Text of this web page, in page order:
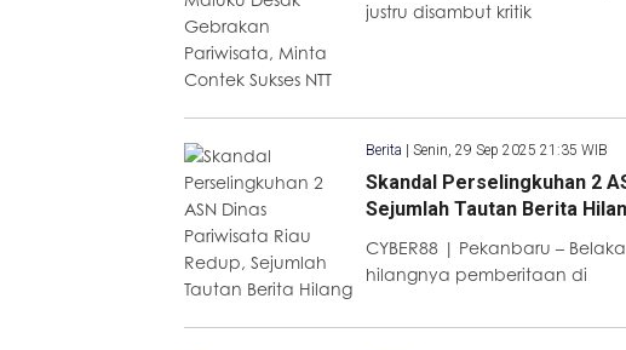
justru disambut kritik
Berita Senin, 29 Sep 2025 21:35 WIB
Skandal Perselingkuhan 2
Sejumlah Tautan Berita
CYBER88 | Pekanbaru –
hilangnya pemberitaan di